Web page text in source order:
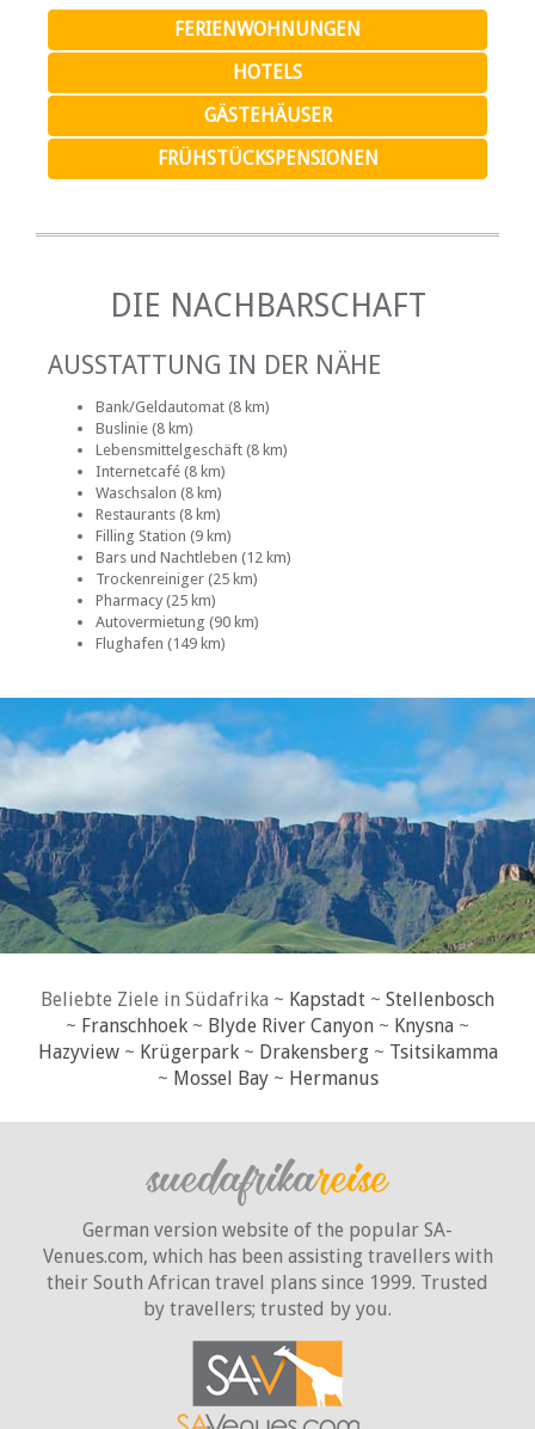
FERIENWOHNUNGEN
HOTELS
GÄSTEHÄUSER
FRÜHSTÜCKSPENSIONEN
DIE NACHBARSCHAFT
AUSSTATTUNG IN DER NÄHE
Bank/Geldautomat (8 km)
Buslinie (8 km)
Lebensmittelgeschäft (8 km)
Internetcafé (8 km)
Waschsalon (8 km)
Restaurants (8 km)
Filling Station (9 km)
Bars und Nachtleben (12 km)
Trockenreiniger (25 km)
Pharmacy (25 km)
Autovermietung (90 km)
Flughafen (149 km)
Beliebte Ziele in Südafrika ~ Kapstadt ~ Stellenbosch
~ Franschhoek ~ Blyde River Canyon ~ Knysna ~
Hazyview~ Krügerpark~ Drakensberg~ Tsitsikamma
~ Mossel Bay~ Hermanus
German version website of the popular SA-
Venues.com, which has been assisting travellers with
their South African travel plans since 1999. Trusted
by travellers; trusted by you.